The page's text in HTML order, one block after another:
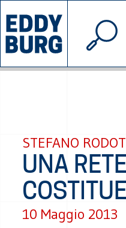
INIZIATIVE
© 2026
STEFANO
UNA
10 Maggio 2013